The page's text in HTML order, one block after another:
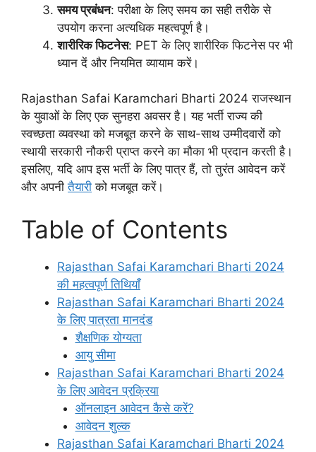
समय प्रबंधन: परीक्षा के लिए समय का सही तरीके से
उपयोग करना अत्यधिक महत्वपूर्ण है।
शारीरिक फिटनेस: PET के लिए शारीरिक फिटनेस पर भी
ध्यान दें और नियमित व्यायाम करें।
Rajasthan Safai Karamchari Bharti 2024 राजस्थान
के युवाओं के लिए एक सुनहरा अवसर है। यह भर्ती राज्य की
स्वच्छता व्यवस्था को मजबूत करने के साथ-साथ उम्मीदवारों को
स्थायी सरकारी नौकरी प्राप्त करने का मौका भी प्रदान करती है।
इसलिए, यदि आप इस भर्ती के लिए पात्र हैं, तो तुरंत आवेदन करें
और अपनीतैयारी को मजबूत करें।
Table of Contents
Rajasthan Safai Karamchari Bharti 2024
की महत्वपूर्ण तिथियाँ
Rajasthan Safai Karamchari Bharti 2024
के लिए पात्रता मानदंड
शैक्षणिक योग्यता
आयु सीमा
Rajasthan Safai Karamchari Bharti 2024
के लिए आवेदन प्रक्रिया
ऑनलाइन आवेदन कैसे करें?
आवेदन शुल्क
Rajasthan Safai Karamchari Bharti 2024